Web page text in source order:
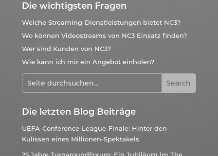
Die wichtigsten Fragen
Welche Streaming-Dienstleistungen bietet NC3?
Wo können Videostreams von NC3 Einsatz finden?
Wer sind Kunden von NC3?
Wie kann ich mir ein Angebot einholen?
Die letzten Blog Beiträge
UEFA-Conference-League-Finale: Hinter den
Kulissen eines Millionen-Spektakels